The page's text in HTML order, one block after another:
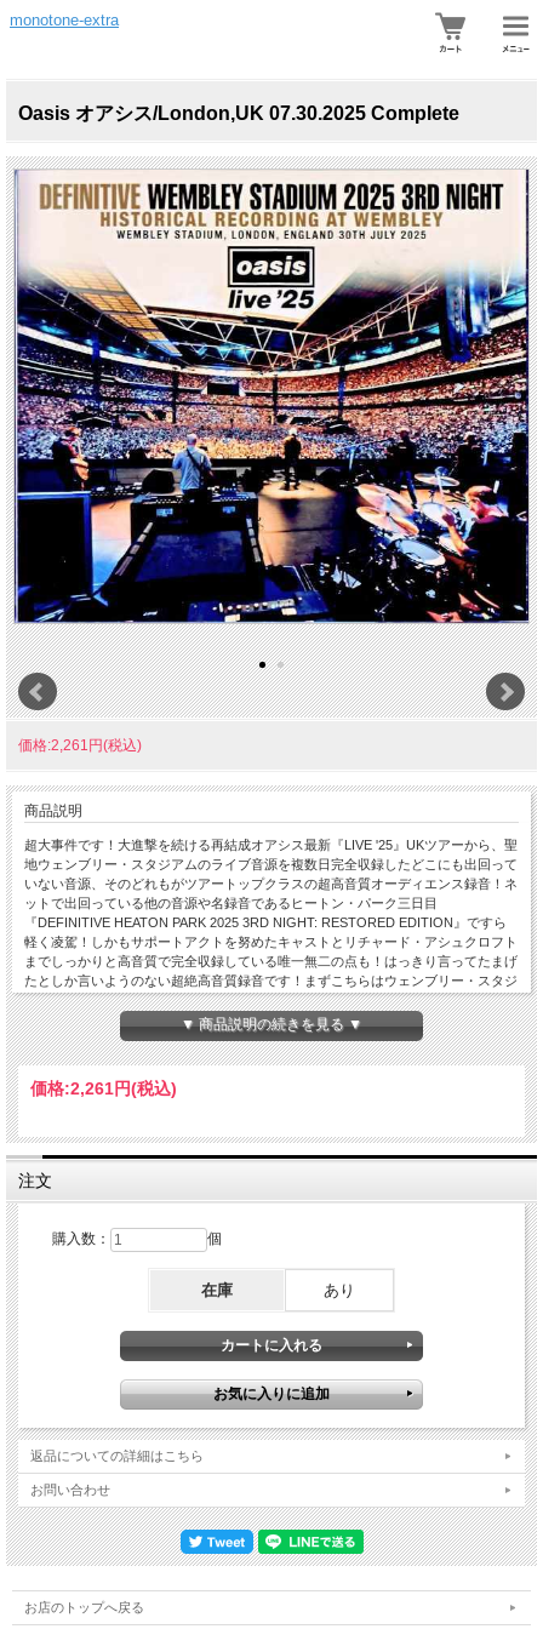
monotone-extra
Oasis オアシス/London,UK 07.30.2025 Complete
価格:2,261円(税込)
商品説明
超大事件です！大進撃を続ける再結成オアシス最新『LIVE '25』UKツアーから、聖
地ウェンブリー・スタジアムのライブ音源を複数日完全収録したどこにも出回って
いない音源、そのどれもがツアートップクラスの超高音質オーディエンス録音！ネ
ットで出回っている他の音源や名録音であるヒートン・パーク三日目
『DEFINITIVE HEATON PARK 2025 3RD NIGHT: RESTORED EDITION』ですら
軽く凌駕！しかもサポートアクトを努めたキャストとリチャード・アシュクロフト
までしっかりと高音質で完全収録している唯一無二の点も！はっきり言ってたまげ
たとしか言いようのない超絶高音質録音です！まずこちらはウェンブリー・スタジ
アム三日目の音源！絶対に他の日ともセットでゲットしてください！文字通りオア
シス最新『LIVE '25』ツアー祭り！カーディフとマンチェスターを経て、再結成オ
アシスの大規模UKツアーはついに首都ロンドンへ侵攻！米Billboardも「ライブを重
ねるごとにどんどん良くなっている」と評している大絶賛ツアー、ロンドンは聖地
ウェンブリー・スタジアムにて、7月25日?8月3日にかけて計5公演（約45万人を動
員！）もの大規模ライブを開催しました。しかしここから今回一挙四タイトルCD
ジアム三日目・四日目・五日目）の元になった音源はネット上やトレーダー間にも
一切出回っていない当店独占入手の音源でして、おまけに音質が他の追随を許さな
い超抜群のオーディエンス録音ときた！そしてこの当店に独占提供されたオーディ
エンス録音のクオリティときたら…まずは本タイトル、つまりウェンブリー・スタ
ン・パーク三日目『DEFINITIVE HEATON PARK 2025 3RD NIGHT: RESTORED
EDITION』をも軽く蹴散らす驚愕の高音質。しかもそれがあの広大な9万人収容の
ウェンブリー・スタジアムで実現とは！？もはや理解が追いつかず言葉が出ませ
ん。先のヒートン・パーク三日目、さらに今回の『DEFINITIVE HEATON PARK
2025 FINAL NIGHT: MANCHESTER VIBES IN THE AREA』とヒートン・パークの
極上オーディエンスが出揃ったとなれば、次に世界中のファンが聞きたいのは聖地
ウェンブリー・スタジアム。そんなファンの願いに対し、いきなり超強烈なカウン
ブリー・スタジアムの三日目ですが…とにかくクオリティのレベルが凄すぎる。先
のヒートン・パーク二種をも軽く凌ぐスーパー・オーディエンス。単に音像が近い
というだけでなく、楽器のバランスや演奏の音色の深みといった絶妙さも申し分が
新AI技術によるドラム6パーツ+ギター+ピアノ+ベース+ボーカル+歓声+その他の計
12トラックに分けた上でリミックス＆リマスタリングを施したことで、いよいよ揺
るがない最強レベルの音質に進化。何しろクリアネスと迫力がずば抜けており、そ
れでいて自分がウェンブリーで実際に目の当たりにしているかのような絶妙な空気
感まで味わせてくれる。なおかつ視聴を邪魔するような奇声はまったく拾っておら
ず、あくまで臨場感のレベルを崩さないシンガロングのバランスは今回のツアーの
Alcohol」になると近くで盛り上がる観客が現れますが、皮肉にも彼のおかげでこ
▼ 商品説明の続きを見る ▼
価格:2,261円(税込)
注文
購入数： 個
在庫 あり
返品についての詳細はこちら
お問い合わせ
お店のトップへ戻る